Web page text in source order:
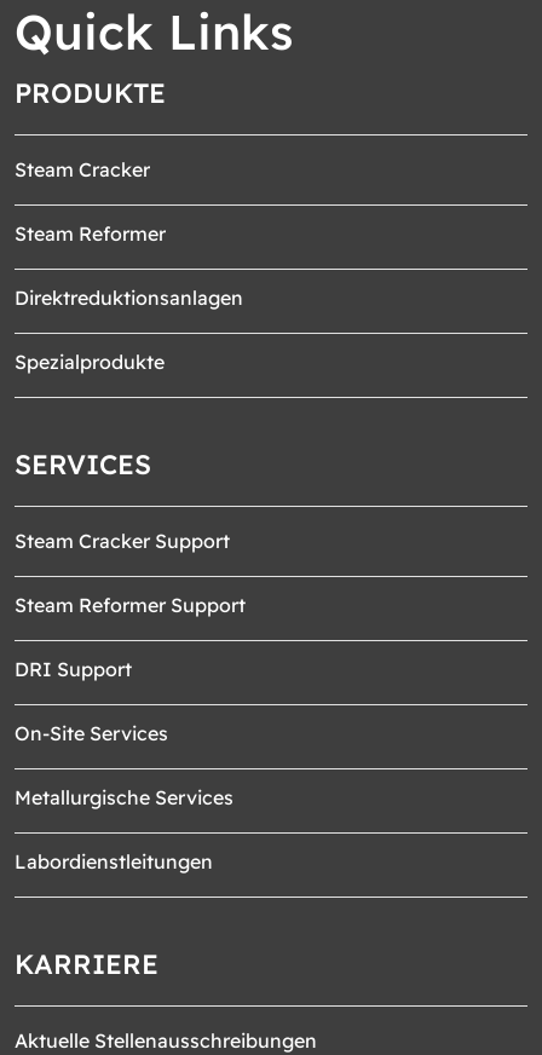
Quick Links
PRODUKTE
Steam Cracker
Steam Reformer
Direktreduktionsanlagen
Spezialprodukte
SERVICES
Steam Cracker Support
Steam Reformer Support
DRI Support
On-Site Services
Metallurgische Services
Labordienstleitungen
KARRIERE
Aktuelle Stellenausschreibungen